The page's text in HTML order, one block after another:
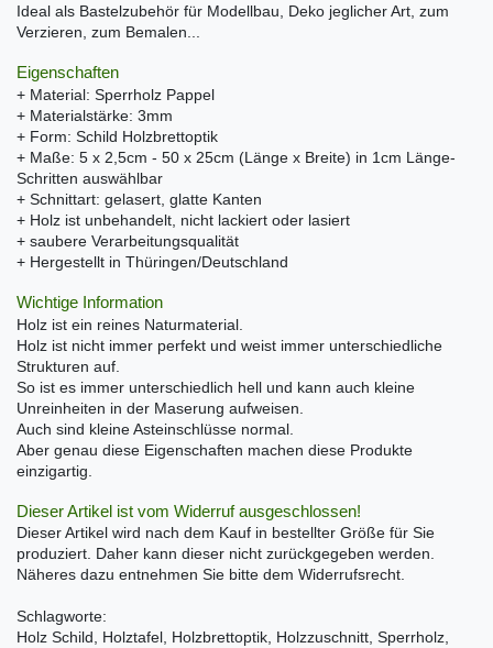
Ideal als Bastelzubehör für Modellbau, Deko jeglicher Art, zum
Verzieren, zum Bemalen...
Eigenschaften
+ Material: Sperrholz Pappel
+ Materialstärke: 3mm
+ Form: Schild Holzbrettoptik
+ Maße: 5 x 2,5cm - 50 x 25cm (Länge x Breite) in 1cm Länge-
Schritten auswählbar
+ Schnittart: gelasert, glatte Kanten
+ Holz ist unbehandelt, nicht lackiert oder lasiert
+ saubere Verarbeitungsqualität
+ Hergestellt in Thüringen/Deutschland
Wichtige Information
Holz ist ein reines Naturmaterial.
Holz ist nicht immer perfekt und weist immer unterschiedliche
Strukturen auf.
So ist es immer unterschiedlich hell und kann auch kleine
Unreinheiten in der Maserung aufweisen.
Auch sind kleine Asteinschlüsse normal.
Aber genau diese Eigenschaften machen diese Produkte
einzigartig.
Dieser Artikel ist vom Widerruf ausgeschlossen!
Dieser Artikel wird nach dem Kauf in bestellter Größe für Sie
produziert. Daher kann dieser nicht zurückgegeben werden.
Näheres dazu entnehmen Sie bitte dem Widerrufsrecht.
Schlagworte:
Holz Schild, Holztafel, Holzbrettoptik, Holzzuschnitt, Sperrholz,